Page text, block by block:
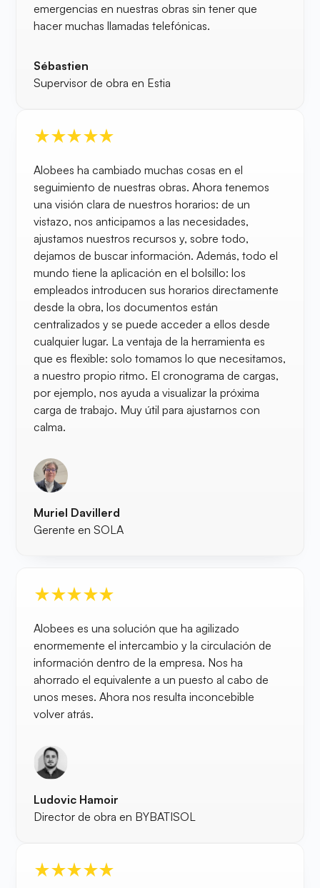
emergencias en nuestras obras sin tener que
hacer muchas llamadas telefónicas.
Sébastien
Supervisor de obra en Estia
Alobees ha cambiado muchas cosas en el
seguimiento de nuestras obras. Ahora tenemos
una visión clara de nuestros horarios: de un
vistazo, nos anticipamos a las necesidades,
ajustamos nuestros recursos y, sobre todo,
dejamos de buscar información. Además, todo el
mundo tiene la aplicación en el bolsillo: los
empleados introducen sus horarios directamente
desde la obra, los documentos están
centralizados y se puede acceder a ellos desde
cualquier lugar. La ventaja de la herramienta es
que es flexible: solo tomamos lo que necesitamos,
a nuestro propio ritmo. El cronograma de cargas,
por ejemplo, nos ayuda a visualizar la próxima
carga de trabajo. Muy útil para ajustarnos con
calma.
Muriel Davillerd
Gerente en SOLA
Alobees es una solución que ha agilizado
enormemente el intercambio y la circulación de
información dentro de la empresa. Nos ha
ahorrado el equivalente a un puesto al cabo de
unos meses. Ahora nos resulta inconcebible
volver atrás.
Ludovic Hamoir
Director de obra en BYBATISOL